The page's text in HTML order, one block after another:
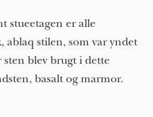
stueetagen er alle
stilen, som var yndet
sten blev brugt i dette
basalt og marmor.